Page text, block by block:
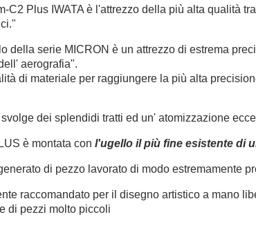
C2 Plus IWATA è l'attrezzo della più alta qualità
della serie MICRON è un attrezzo di estrema
aerografia".
di materiale per raggiungere la più alta
svolge dei splendidi tratti ed un' atomizzazione
è montata con l'ugello il più fine esistente di
di pezzo lavorato di modo estremamente
raccomandato per il disegno artistico a mano
di pezzi molto piccoli